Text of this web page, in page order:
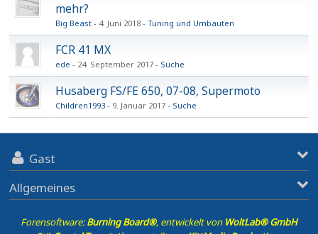
mehr?
Big Beast 4. Juni 2018 Tuning und Umbauten
FCR 41 MX
ede 24. September 2017 Suche
Husaberg FS/FE 650, 07-08, Supermoto
Children1993 9. Januar 2017 Suche
Gast
Allgemeines
Forensoftware:Burning Board®, entwickelt von WoltLab® GmbH